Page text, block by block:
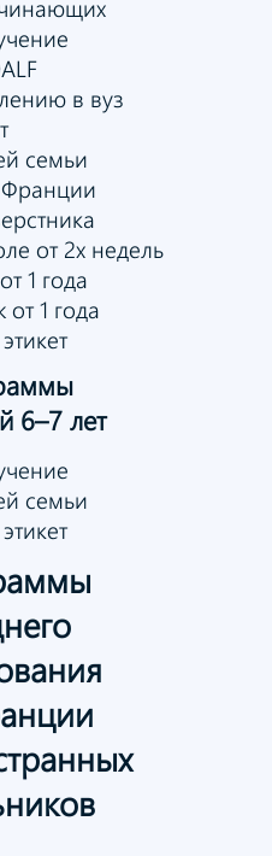
в вуз
семьи
от 2х недель
1 года
1 года
6–7 лет
семьи